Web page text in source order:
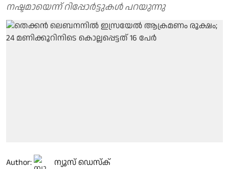
നഷ്ടമായെന്ന് റിപ്പോർട്ടുകൾ പറയുന്നു
Author: ന്യൂസ് ഡെസ്ക്